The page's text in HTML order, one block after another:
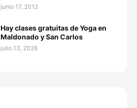
junio 17, 2012
Hay clases gratuitas de Yoga en
Maldonado y San Carlos
julio 13, 2026